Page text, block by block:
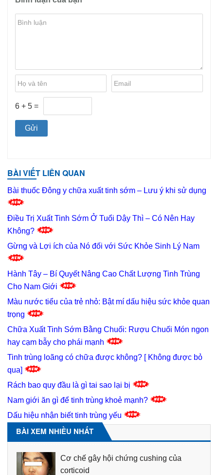
6 + 5 =
BÀI VIẾT LIÊN QUAN
Bài thuốc Đông y chữa xuất tinh sớm – Lưu ý khi sử dụng
Điều Trị Xuất Tinh Sớm Ở Tuổi Dậy Thì – Có Nên Hay
Không?
Gừng và Lợi ích của Nó đối với Sức Khỏe Sinh Lý Nam
Hành Tây – Bí Quyết Nâng Cao Chất Lượng Tinh Trùng
Cho Nam Giới
Màu nước tiểu của trẻ nhỏ: Bật mí dấu hiệu sức khỏe quan
trọng
Chữa Xuất Tinh Sớm Bằng Chuối: Rượu Chuối Món ngon
hay cạm bẫy cho phái mạnh
Tinh trùng loãng có chữa được không? [ Không được bỏ
qua]
Rách bao quy đầu là gì tai sao lại bị
Nam giới ăn gì để tinh trùng khoẻ mạnh?
Dấu hiệu nhận biết tinh trùng yếu
BÀI XEM NHIỀU NHẤT
Cơ chế gây hội chứng cushing của
corticoid